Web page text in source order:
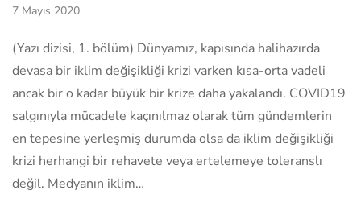
7 Mayıs 2020
(Yazı dizisi, 1. bölüm) Dünyamız, kapısında halihazırda
devasa bir iklim değişikliği krizi varken kısa-orta vadeli
ancak bir o kadar büyük bir krize daha yakalandı. COVID19
salgınıyla mücadele kaçınılmaz olarak tüm gündemlerin
en tepesine yerleşmiş durumda olsa da iklim değişikliği
krizi herhangi bir rehavete veya ertelemeye toleranslı
değil. Medyanın iklim…